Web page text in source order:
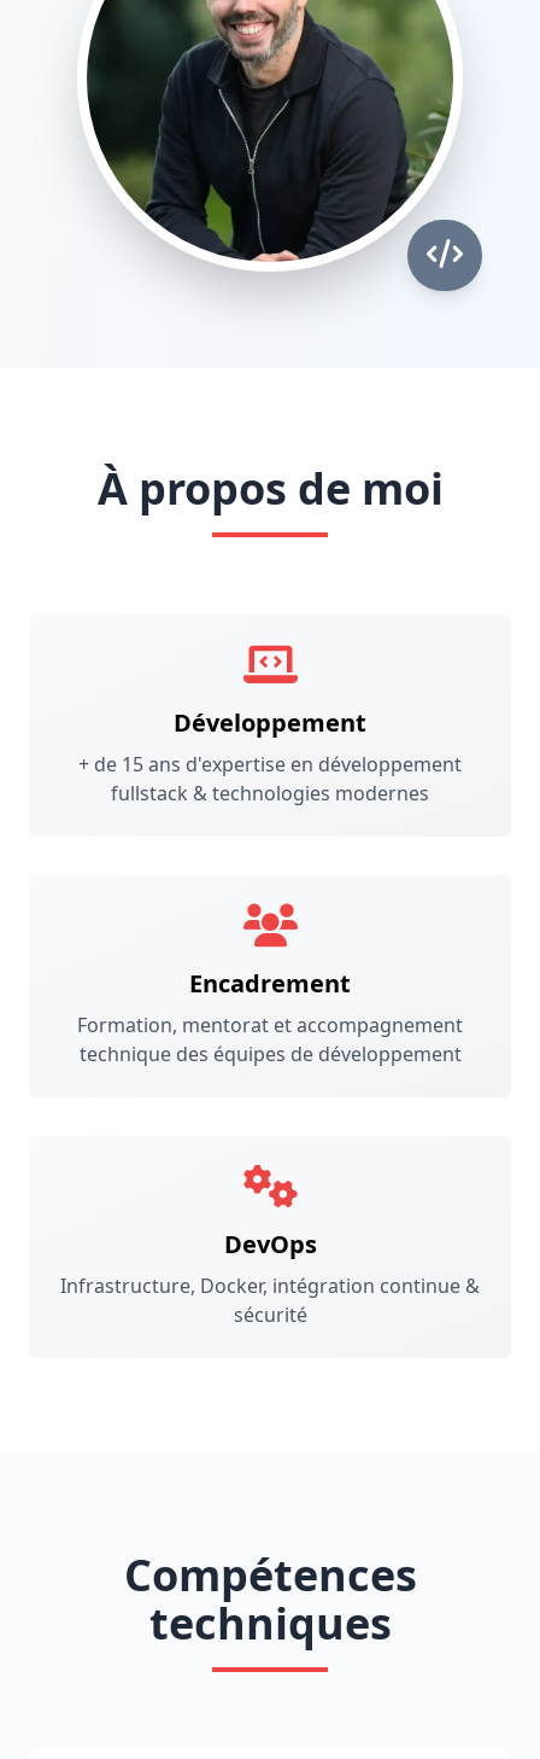
À propos de moi
Développement
+ de 15 ans d'expertise en développement
fullstack & technologies modernes
Encadrement
Formation, mentorat et accompagnement
technique des équipes de développement
DevOps
Infrastructure, Docker, intégration continue &
sécurité
Compétences
techniques